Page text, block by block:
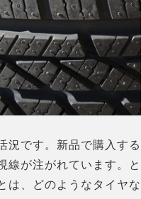
況です。新品で購入する
線が注がれています。と
は、どのようなタイヤな